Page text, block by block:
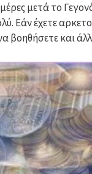
μετά το
Εάν έχετε
βοηθήσετε και